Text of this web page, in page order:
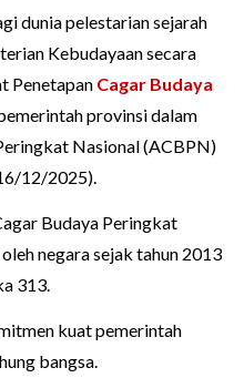
dunia pelestarian sejarah
Kebudayaan secara
Penetapan Cagar Budaya
provinsi dalam
Nasional (ACBPN)
12/2025).
Budaya Peringkat
negara sejak tahun 2013
313.
kuat pemerintah
bangsa.